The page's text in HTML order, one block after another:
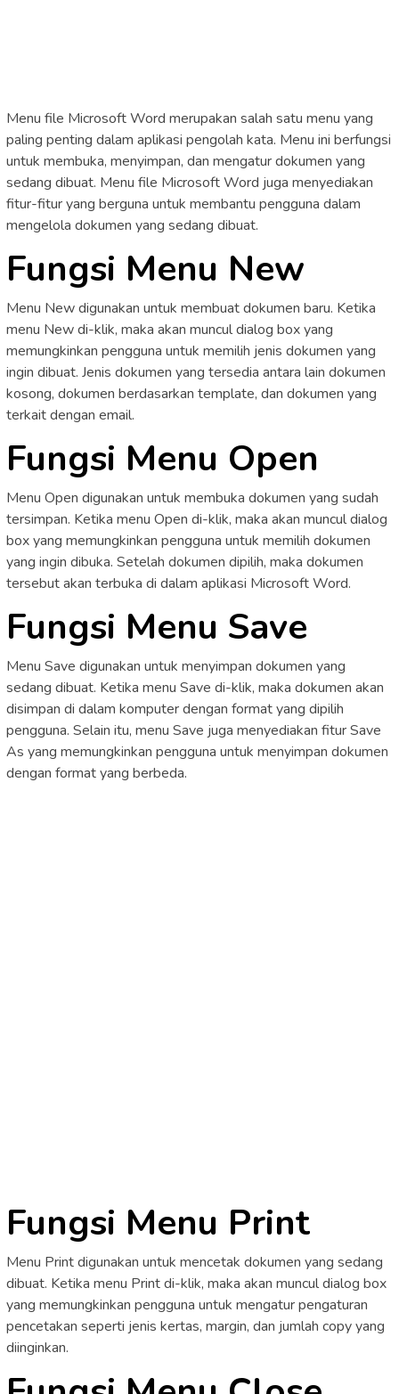
Menu file Microsoft Word merupakan salah satu menu yang
paling penting dalam aplikasi pengolah kata. Menu ini berfungsi
untuk membuka, menyimpan, dan mengatur dokumen yang
sedang dibuat. Menu file Microsoft Word juga menyediakan
fitur-fitur yang berguna untuk membantu pengguna dalam
mengelola dokumen yang sedang dibuat.
Fungsi Menu New
Menu New digunakan untuk membuat dokumen baru. Ketika
menu New di-klik, maka akan muncul dialog box yang
memungkinkan pengguna untuk memilih jenis dokumen yang
ingin dibuat. Jenis dokumen yang tersedia antara lain dokumen
kosong, dokumen berdasarkan template, dan dokumen yang
terkait dengan email.
Fungsi Menu Open
Menu Open digunakan untuk membuka dokumen yang sudah
tersimpan. Ketika menu Open di-klik, maka akan muncul dialog
box yang memungkinkan pengguna untuk memilih dokumen
yang ingin dibuka. Setelah dokumen dipilih, maka dokumen
tersebut akan terbuka di dalam aplikasi Microsoft Word.
Fungsi Menu Save
Menu Save digunakan untuk menyimpan dokumen yang
sedang dibuat. Ketika menu Save di-klik, maka dokumen akan
disimpan di dalam komputer dengan format yang dipilih
pengguna. Selain itu, menu Save juga menyediakan fitur Save
As yang memungkinkan pengguna untuk menyimpan dokumen
dengan format yang berbeda.
Fungsi Menu Print
Menu Print digunakan untuk mencetak dokumen yang sedang
dibuat. Ketika menu Print di-klik, maka akan muncul dialog box
yang memungkinkan pengguna untuk mengatur pengaturan
pencetakan seperti jenis kertas, margin, dan jumlah copy yang
diinginkan.